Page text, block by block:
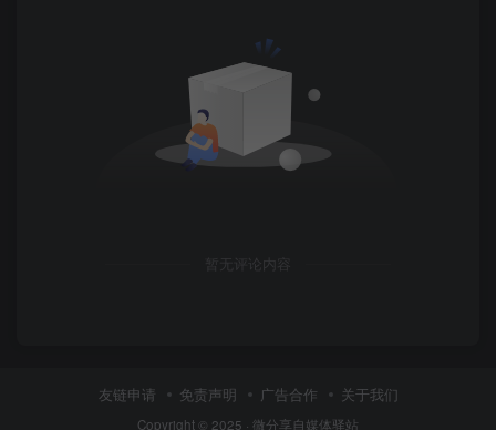
暂无评论内容
友链申请 免责声明 广告合作 关于我们
Copyright © 2025 · 微分享自媒体驿站